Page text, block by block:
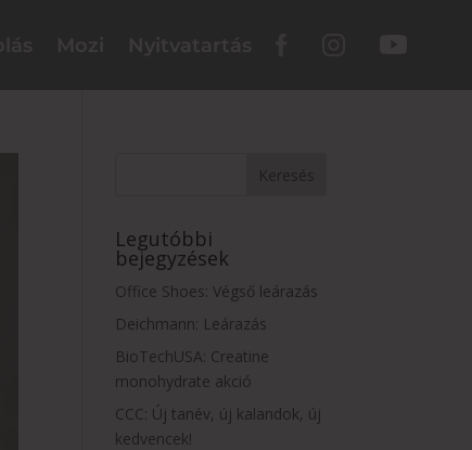
Legutóbbi
bejegyzések
Office Shoes: Végső leárazás
Deichmann: Leárazás
BioTechUSA: Creatine
monohydrate akció
CCC: Új tanév, új kalandok, új
kedvencek!